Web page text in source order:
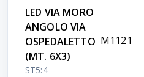
LED VIA MORO
ANGOLO VIA
OSPEDALETTO
(MT. 6X3)
ST5:4
M1121